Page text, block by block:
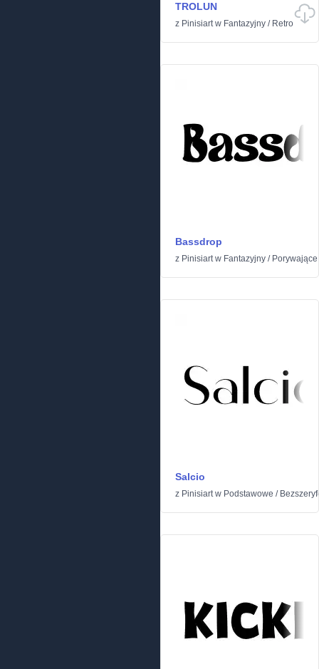
TROLUN
z Pinisiartw Fantazyjny / Retro
Bassdrop
z Pinisiartw Fantazyjny / Porywające
Salcio
z Pinisiartw Podstawowe /